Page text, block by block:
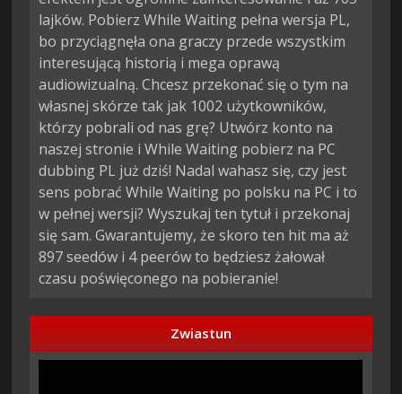
lajków. Pobierz While Waiting pełna wersja PL,
bo przyciągnęła ona graczy przede wszystkim
interesującą historią i mega oprawą
audiowizualną. Chcesz przekonać się o tym na
własnej skórze tak jak 1002 użytkowników,
którzy pobrali od nas grę? Utwórz konto na
naszej stronie i While Waiting pobierz na PC
dubbing PL już dziś! Nadal wahasz się, czy jest
sens pobrać While Waiting po polsku na PC i to
w pełnej wersji? Wyszukaj ten tytuł i przekonaj
się sam. Gwarantujemy, że skoro ten hit ma aż
897 seedów i 4 peerów to będziesz żałował
czasu poświęconego na pobieranie!
Zwiastun